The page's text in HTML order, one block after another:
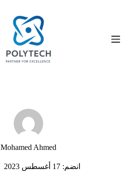
Mohamed Ahmed
انضم: 17 أغسطس 2023